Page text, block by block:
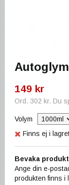
Autoglym
149 kr
Ord. 302 kr. Du
Volym
Finns ej i
Bevaka produkt
Ange din e-
produkten finns i